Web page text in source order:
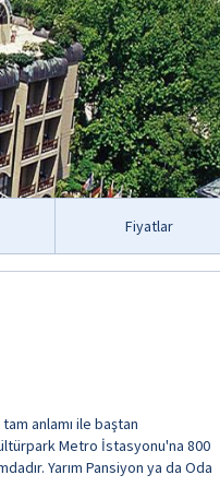
Fiyatlar
anlamı ile baştan
Metro İstasyonu'na 800
Yarım Pansiyon ya da Oda